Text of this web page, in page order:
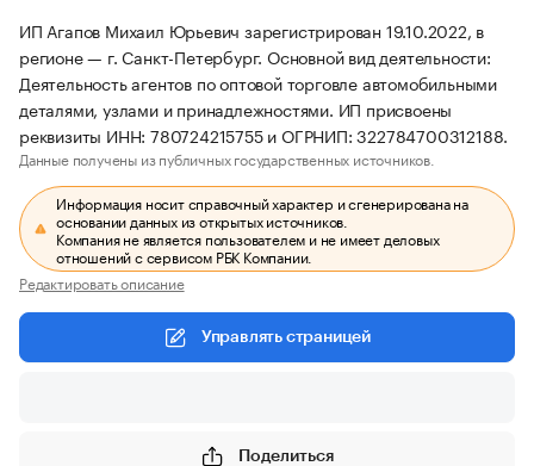
ИП Агапов Михаил Юрьевич зарегистрирован 19.10.2022, в
регионе — г. Санкт-Петербург. Основной вид деятельности:
Деятельность агентов по оптовой торговле автомобильными
деталями, узлами и принадлежностями. ИП присвоены
реквизиты ИНН: 780724215755 и ОГРНИП: 322784700312188.
Данные получены из публичных государственных источников.
Информация носит справочный характер и сгенерирована на
основании данных из открытых источников.
Компания не является пользователем и не имеет деловых
отношений с сервисом РБК Компании.
Редактировать описание
Управлять страницей
Поделиться